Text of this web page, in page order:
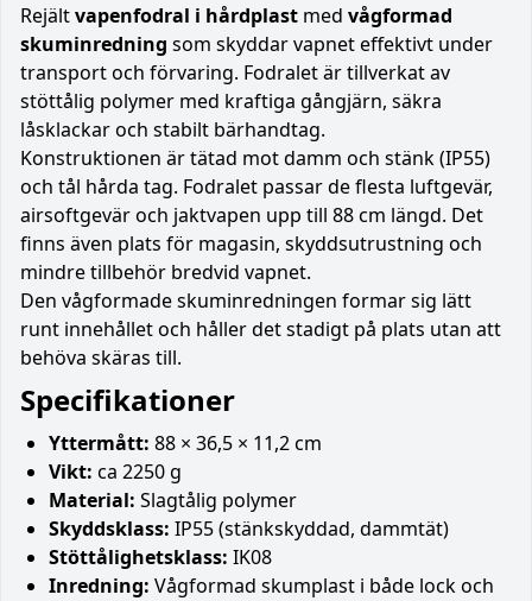
Rejältvapenfodral i hårdplast med vågformad
skuminredning som skyddar vapnet effektivt under
transport och förvaring. Fodralet är tillverkat av
stöttålig polymer med kraftiga gångjärn, säkra
låsklackar och stabilt bärhandtag.
Konstruktionen är tätad mot damm och stänk (IP55)
och tål hårda tag. Fodralet passar de flesta luftgevär,
airsoftgevär och jaktvapen upp till 88 cm längd. Det
finns även plats för magasin, skyddsutrustning och
mindre tillbehör bredvid vapnet.
Den vågformade skuminredningen formar sig lätt
runt innehållet och håller det stadigt på plats utan att
behöva skäras till.
Specifikationer
Yttermått: 88 × 36,5 × 11,2 cm
Vikt: ca 2250 g
Material: Slagtålig polymer
Skyddsklass: IP55 (stänkskyddad, dammtät)
Stöttålighetsklass: IK08
Inredning: Vågformad skumplast i både lock och